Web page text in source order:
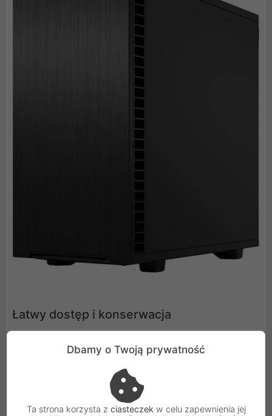
Łatwy dostęp i konserwacja
Łatwe do czyszczenia filtry nylonowe o wysokim
przepływie powietrza z przodu, u góry iu podstawy z
pełnym pokryciem zasilacza i wygodnym dostępem z
Dbamy o Twoją prywatność
Ta strona korzysta z ciasteczek w celu zapewnienia jej